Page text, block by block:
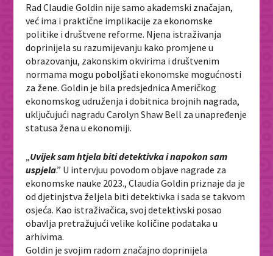
Rad Claudie Goldin nije samo akademski značajan,
već ima i praktične implikacije za ekonomske
politike i društvene reforme. Njena istraživanja
doprinijela su razumijevanju kako promjene u
obrazovanju, zakonskim okvirima i društvenim
normama mogu poboljšati ekonomske mogućnosti
za žene. Goldin je bila predsjednica Američkog
ekonomskog udruženja i dobitnica brojnih nagrada,
uključujući nagradu Carolyn Shaw Bell za unapređenje
statusa žena u ekonomiji.
„Uvijek sam htjela biti detektivka i napokon sam
uspjela.” U intervjuu povodom objave nagrade za
ekonomske nauke 2023., Claudia Goldin priznaje da je
od djetinjstva željela biti detektivka i sada se takvom
osjeća. Kao istraživačica, svoj detektivski posao
obavlja pretražujući velike količine podataka u
arhivima.
Goldin je svojim radom značajno doprinijela